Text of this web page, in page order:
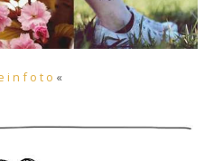
i n f o t o «